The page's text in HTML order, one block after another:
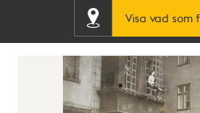
Visa vad som